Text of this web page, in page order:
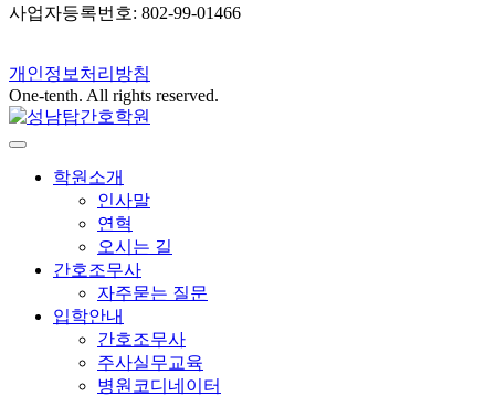
사업자등록번호: 802-99-01466
개인정보처리방침
One-tenth. All rights reserved.
학원소개
인사말
연혁
오시는 길
간호조무사
자주묻는 질문
입학안내
간호조무사
주사실무교육
병원코디네이터